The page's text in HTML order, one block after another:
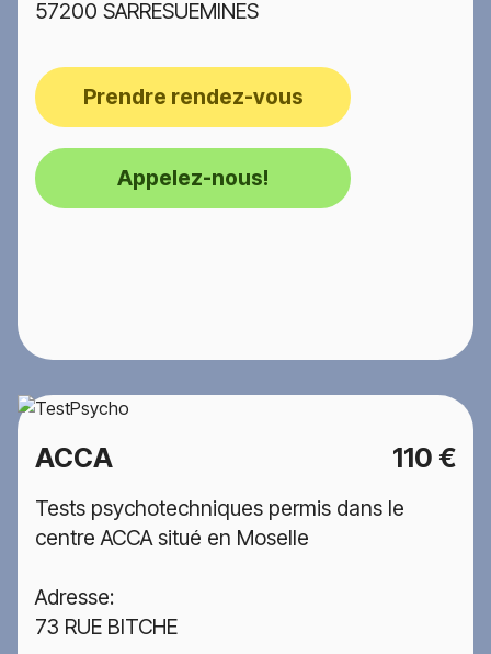
57200 SARRESUEMINES
Prendre rendez-vous
Appelez-nous!
ACCA 110 €
Tests psychotechniques permis dans le
centre ACCA situé en Moselle
Adresse:
73 RUE BITCHE